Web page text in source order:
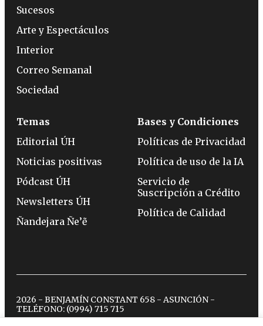
Sucesos
Arte y Espectáculos
Interior
Correo Semanal
Sociedad
Temas
Editorial ÚH
Noticias positivas
Pódcast ÚH
Newsletters ÚH
Ñandejara Ñe’ẽ
Bases y Condiciones
Políticas de Privacidad
Política de uso de la IA
Servicio de
Suscripción a Crédito
Política de Calidad
2026 - BENJAMÍN CONSTANT 658 - ASUNCIÓN -
TELÉFONO: (0994) 715 715